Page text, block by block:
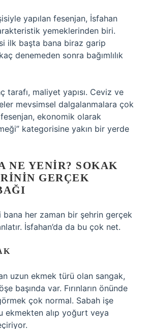
yapılan fesenjan, İsfahan
yemeklerinden biri.
ilk başta bana biraz garip
denemeden sonra bağımlılık
tarafı, maliyet yapısı. Ceviz ve
mevsimsel dalgalanmalara çok
ekonomik olarak
kategorisine yakın bir yerde
NE YENIR? SOKAK
GERÇEK
bana her zaman bir şehrin gerçek
İsfahan’da da bu çok net.
uzun ekmek türü olan sangak,
başında var. Fırınların önünde
çok normal. Sabah işe
ekmekten alıp yoğurt veya